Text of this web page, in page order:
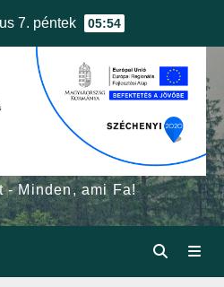
7. péntek 05:54
- Minden, ami Fa!